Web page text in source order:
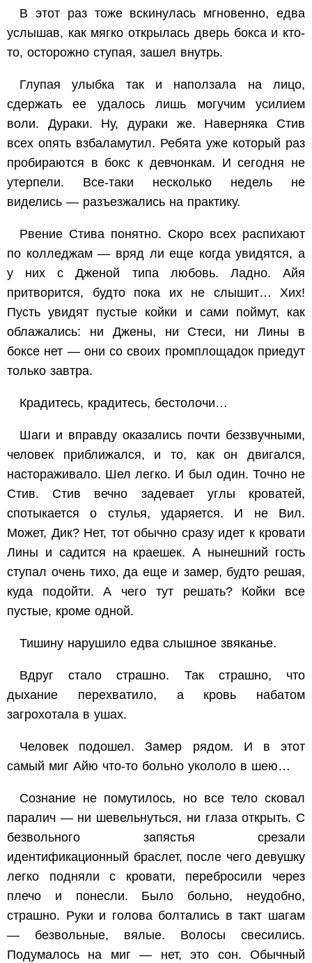
В этот раз тоже вскинулась мгновенно, едва
услышав, как мягко открылась дверь бокса и кто-
то, осторожно ступая, зашел внутрь.
Глупая улыбка так и наползала на лицо,
сдержать ее удалось лишь могучим усилием
воли. Дураки. Ну, дураки же. Наверняка Стив
всех опять взбаламутил. Ребята уже который раз
пробираются в бокс к девчонкам. И сегодня не
утерпели. Все-таки несколько недель не
виделись — разъезжались на практику.
Рвение Стива понятно. Скоро всех распихают
по колледжам — вряд ли еще когда увидятся, а
у них с Дженой типа любовь. Ладно. Айя
притворится, будто пока их не слышит… Хих!
Пусть увидят пустые койки и сами поймут, как
облажались: ни Джены, ни Стеси, ни Лины в
боксе нет — они со своих промплощадок приедут
только завтра.
Крадитесь, крадитесь, бестолочи…
Шаги и вправду оказались почти беззвучными,
человек приближался, и то, как он двигался,
настораживало. Шел легко. И был один. Точно не
Стив. Стив вечно задевает углы кроватей,
спотыкается о стулья, ударяется. И не Вил.
Может, Дик? Нет, тот обычно сразу идет к кровати
Лины и садится на краешек. А нынешний гость
ступал очень тихо, да еще и замер, будто решая,
куда подойти. А чего тут решать? Койки все
пустые, кроме одной.
Тишину нарушило едва слышное звяканье.
Вдруг стало страшно. Так страшно, что
дыхание перехватило, а кровь набатом
загрохотала в ушах.
Человек подошел. Замер рядом. И в этот
самый миг Айю что-то больно укололо в шею…
Сознание не помутилось, но все тело сковал
паралич — ни шевельнуться, ни глаза открыть. С
безвольного запястья срезали
идентификационный браслет, после чего девушку
легко подняли с кровати, перебросили через
плечо и понесли. Было больно, неудобно,
страшно. Руки и голова болтались в такт шагам
— безвольные, вялые. Волосы свесились.
Подумалось на миг — нет, это сон. Обычный